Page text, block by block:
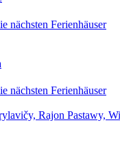
Rajon Pastawy,